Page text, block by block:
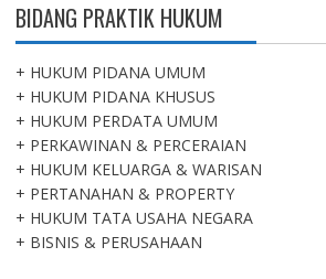
BIDANG PRAKTIK HUKUM
+ HUKUM PIDANA UMUM
+ HUKUM PIDANA KHUSUS
+ HUKUM PERDATA UMUM
+ PERKAWINAN & PERCERAIAN
+ HUKUM KELUARGA & WARISAN
+ PERTANAHAN & PROPERTY
+ HUKUM TATA USAHA NEGARA
+ BISNIS & PERUSAHAAN